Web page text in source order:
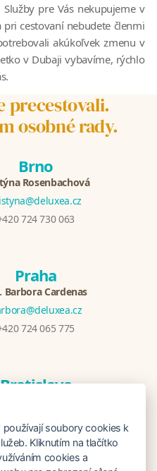
pre Vás nekupujeme v
pri cestovaní nebudete členmi
akúkoľvek zmenu v
v Dubaji vybavíme, rýchlo
precestovali.
osobné rady.
Brno
Rosenbachová
724 730 063
Praha
Barbora Cardenas
724 065 775
Bratislava
948 548 908
soubory cookies k
Kliknutím na tlačítko
cookies a